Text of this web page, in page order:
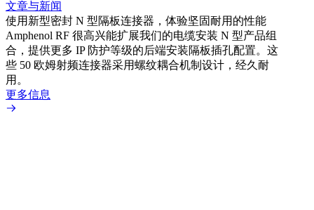
文章与新闻
使用新型密封 N 型隔板连接器，体验坚固耐用的性能
Amphenol RF 很高兴能扩展我们的电缆安装 N 型产品组
合，提供更多 IP 防护等级的后端安装隔板插孔配置。这
些 50 欧姆射频连接器采用螺纹耦合机制设计，经久耐
用。
更多信息